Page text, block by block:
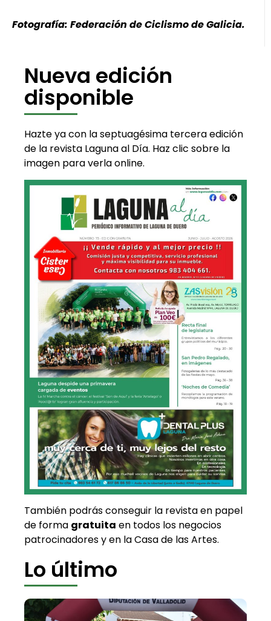
Fotografía: Federación de Ciclismo de Galicia.
Nueva edición
disponible
Hazte ya con la septuagésima tercera edición
de la revista Laguna al Día. Haz clic sobre la
imagen para verla online.
También podrás conseguir la revista en papel
de forma gratuita en todos los negocios
patrocinadores y en la Casa de las Artes.
Lo último